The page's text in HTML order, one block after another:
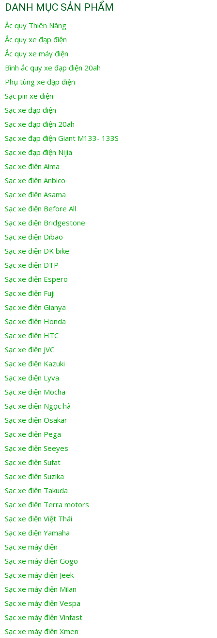
DANH MỤC SẢN PHẨM
Ắc quy Thiên Năng
Ắc quy xe đạp điện
Ắc quy xe máy điện
Bình ắc quy xe đạp điện 20ah
Phụ tùng xe đạp điện
Sạc pin xe điện
Sạc xe đạp điện
Sạc xe đạp điện 20ah
Sạc xe đạp điện Giant M133- 133S
Sạc xe đạp điện Nijia
Sạc xe điện Aima
Sạc xe điện Anbico
Sạc xe điện Asama
Sạc xe điện Before All
Sạc xe điện Bridgestone
Sạc xe điện Dibao
Sạc xe điện DK bike
Sạc xe điện DTP
Sạc xe điện Espero
Sạc xe điện Fuji
Sạc xe điện Gianya
Sạc xe điện Honda
Sạc xe điện HTC
Sạc xe điện JVC
Sạc xe điện Kazuki
Sạc xe điện Lyva
Sạc xe điện Mocha
Sạc xe điện Ngọc hà
Sạc xe điện Osakar
Sạc xe điện Pega
Sạc xe điện Seeyes
Sạc xe điện Sufat
Sạc xe điện Suzika
Sạc xe điện Takuda
Sạc xe điện Terra motors
Sạc xe điện Việt Thái
Sạc xe điện Yamaha
Sạc xe máy điện
Sạc xe máy điện Gogo
Sạc xe máy điện Jeek
Sạc xe máy điện Milan
Sạc xe máy điện Vespa
Sạc xe máy điện Vinfast
Sạc xe máy điện Xmen